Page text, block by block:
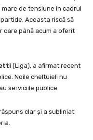
de tensiune în cadrul
Aceasta riscă să
care până acum a oferit
(Liga), a afirmat recent
Noile cheltuieli nu
serviciile publice.
clar și a subliniat